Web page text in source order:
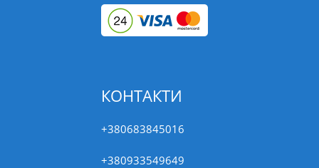
При обработке котов массой тела более 7,5 кг
аппликаторов различного объёма.
(нанесения на кожу). Не применять инъекционно,
и на слизистые оболочки. Если раздражение не
КОНТАКТИ
+380683845016
+380933549649